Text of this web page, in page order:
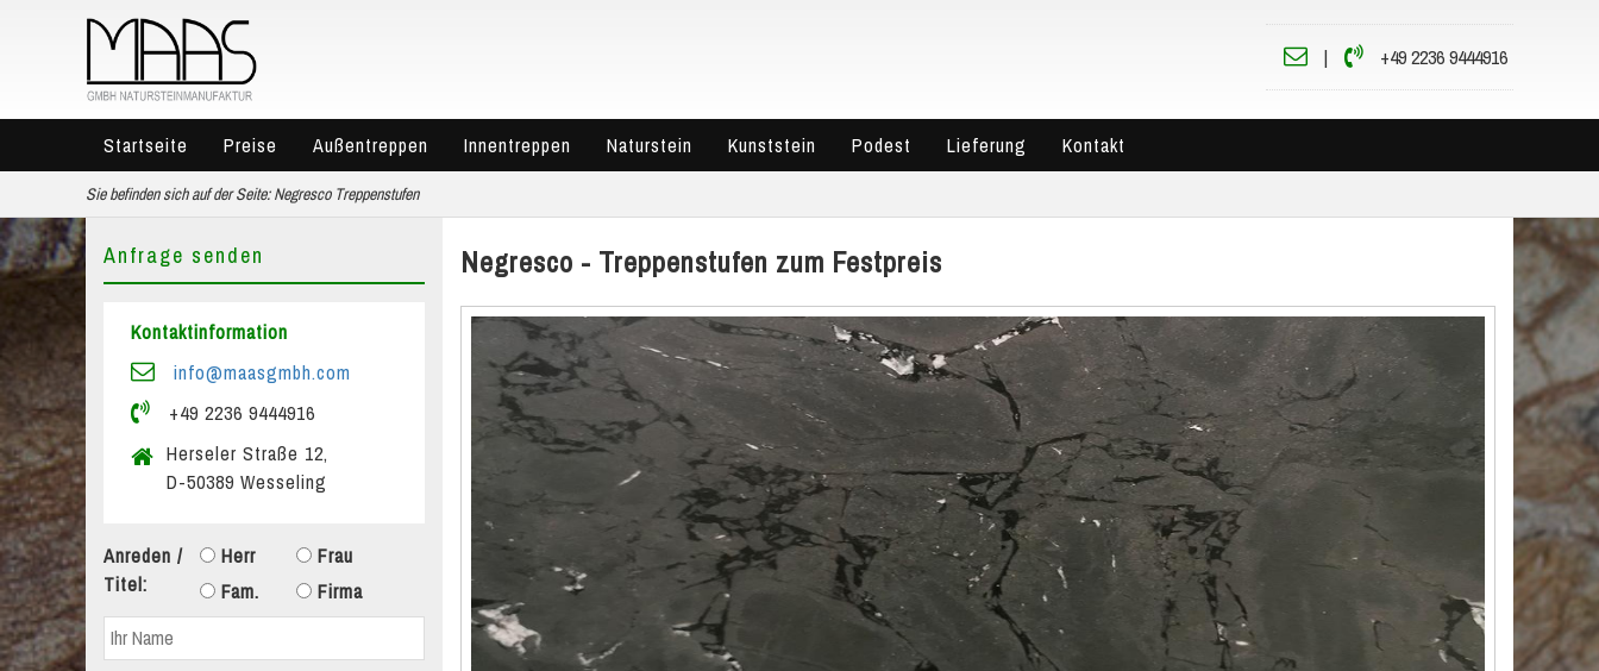
| +49 2236 9444916
Startseite Preise Außentreppen Innentreppen Naturstein Kunststein Podest Lieferung Kontakt
Sie befinden sich auf der Seite: Negresco Treppenstufen
Negresco - Treppenstufen zum Festpreis
Anfrage senden
Kontaktinformation
info@maasgmbh.com
+49 2236 9444916
Herseler Straße 12,
D-50389 Wesseling
Anreden /
Titel:
Herr
Frau
Fam.
Firma